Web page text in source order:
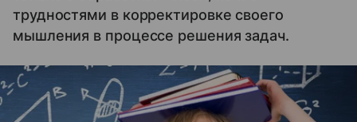
трудностями в корректировке своего
мышления в процессе решения задач.